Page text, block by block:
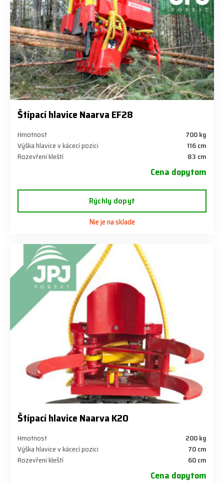
Štípací hlavice Naarva EF28
Hmotnost
700 kg
Výška hlavice v kácecí pozici
116 cm
Rozevření kleští
83 cm
Cena dopytom
Rýchly dopyt
Nie je na sklade
Štípací hlavice Naarva K20
Hmotnost
200 kg
Výška hlavice v kácecí pozici
70 cm
Rozevření kleští
60 cm
Cena dopytom